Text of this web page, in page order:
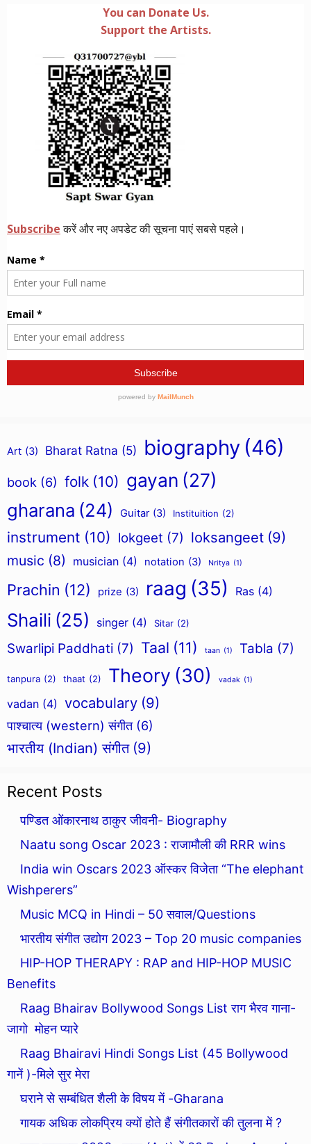
Art (3) Bharat Ratna (5) biography (46)
book (6) folk (10) gayan (27)
gharana (24) Guitar (3) Instituition (2)
instrument (10) lokgeet (7) loksangeet (9)
music (8) musician (4) notation (3) Nritya (1)
Prachin (12) prize (3) raag (35) Ras (4)
Shaili (25) singer (4) Sitar (2)
Swarlipi Paddhati (7) Taal (11) taan (1) Tabla (7)
tanpura (2) thaat (2) Theory (30) vadak (1)
vadan (4) vocabulary (9)
पाश्चात्य (western) संगीत (6)
भारतीय (Indian) संगीत (9)
Recent Posts
पण्डित ओंकारनाथ ठाकुर जीवनी- Biography
Naatu song Oscar 2023 : राजामौली की RRR wins
India win Oscars 2023 ऑस्कर विजेता “The elephant
Wishperers”
Music MCQ in Hindi – 50 सवाल/Questions
भारतीय संगीत उद्योग 2023 – Top 20 music companies
HIP-HOP THERAPY : RAP and HIP-HOP MUSIC
Benefits
Raag Bhairav Bollywood Songs List राग भैरव गाना-
जागो मोहन प्यारे
Raag Bhairavi Hindi Songs List (45 Bollywood
गानें )-मिले सुर मेरा
घराने से सम्बंधित शैली के विषय में -Gharana
गायक अधिक लोकप्रिय क्यों होते हैं संगीतकारों की तुलना में ?